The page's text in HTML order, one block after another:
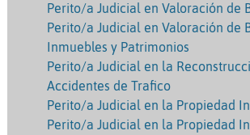
Perito/a Judicial en Valoración de
Perito/a Judicial en Valoración de
Inmuebles y Patrimonios
Perito/a Judicial en la
Accidentes de Trafico
Perito/a Judicial en la Propiedad
Perito/a Judicial en la Propiedad